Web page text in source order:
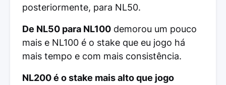
posteriormente, para NL50.
De NL50 para NL100 demorou um pouco
mais e NL100 é o stake que eu jogo há
mais tempo e com mais consistência.
NL200 é o stake mais alto que jogo